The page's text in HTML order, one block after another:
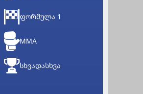
ᲤᲝᲠᲛᲣᲚᲐ 1
MMA
ᲡᲮᲕᲐᲓᲐᲡᲮᲕᲐ